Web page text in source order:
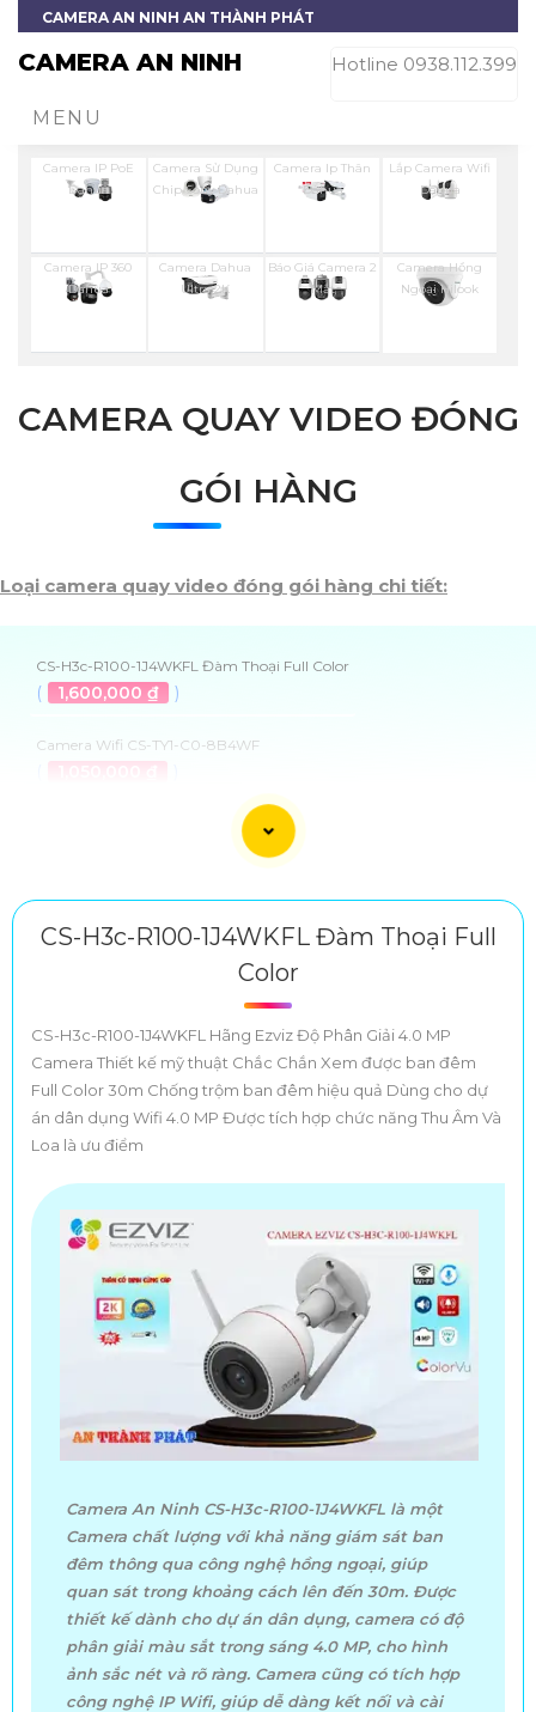
CAMERA AN NINH AN THÀNH PHÁT
CAMERA AN NINH Hotline 0938.112.399
MENU
Camera IP PoE
Dahua
Camera Sử Dụng
Chip Sony Dahua
Camera Ip Thân
Dahua
Lắp Camera Wifi
Dahua
Camera IP 360
Dahua
Camera Dahua
Ultra 2K
Báo Giá Camera 2
Mắt
Camera Hồng
Ngoại Hilook
CAMERA QUAY VIDEO ĐÓNG
GÓI HÀNG
Loại camera quay video đóng gói hàng chi tiết:
CS-H3c-R100-1J4WKFL Đàm Thoại Full Color
( 1,600,000 ₫ )
Camera Wifi CS-TY1-C0-8B4WF
1,050,000 ₫
Camera IP Dahua DH-IPC-HDW1439V-A-IL 4MP
DH-KIT/IPC-PT2449B1-4GB20/M0508 Camera 4G Dùng Pin Mặt
Trời
Camera Dahua DH-IPC-HFW1439MP-A-IL
( 2,019,500 ₫ )
Camera Quay Video Đóng Gói Hàng
Camera Wifi Dahua
là lựa chọn hàng đầu cho những ai
đang tìm kiếm giải pháp giám sát hiện đại tiện lợi và hiệu
quả.Với công nghệ tiên tiến hình ảnh sắc nét khả năng kết
nối ổn định và nhiều tính năng thông minh như phát hiện
chuyển động cảnh báo tức thờiDahua
kiểm soát an ninh dễ dàng mọi lúc mọi nơi.
Camera An Thành Phátkhách hàng được cung cấp
báo giácamera wifi Dahua chuẩn xác cạnh tranh và đúng
chất lượng.Chúng tôi cam kết sản phẩm chính hãng bảo
hành dài hạn cùng đội ngũ kỹ thuật giàu kinh nghiệm tư
vấn và lắp đặt chuyên nghiệp,mang lại sự an tâm và hài
lòng tuyệt đối cho người dùng.
CS-H3c-R100-1J4WKFL Đàm Thoại Full
Color
CS-H3c-R100-1J4WKFL Hãng Ezviz Độ Phân Giải 4.0 MP
Camera Thiết kế mỹ thuật Chắc Chắn Xem được ban đêm
Full Color 30m Chống trộm ban đêm hiệu quả Dùng cho dự
án dân dụng Wifi 4.0 MP Được tích hợp chức năng Thu Âm Và
Loa là ưu điểm
Camera An Ninh CS-H3c-R100-1J4WKFL là một
Camera chất lượng với khả năng giám sát ban
đêm thông qua công nghệ hồng ngoại, giúp
quan sát trong khoảng cách lên đến 30m. Được
thiết kế dành cho dự án dân dụng, camera có độ
phân giải màu sắt trong sáng 4.0 MP, cho hình
ảnh sắc nét và rõ ràng. Camera cũng có tích hợp
công nghệ IP Wifi, giúp dễ dàng kết nối và cài